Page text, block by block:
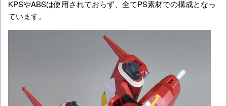
KPSやABSは使用されておらず、全てPS素材での構成となっ
ています。